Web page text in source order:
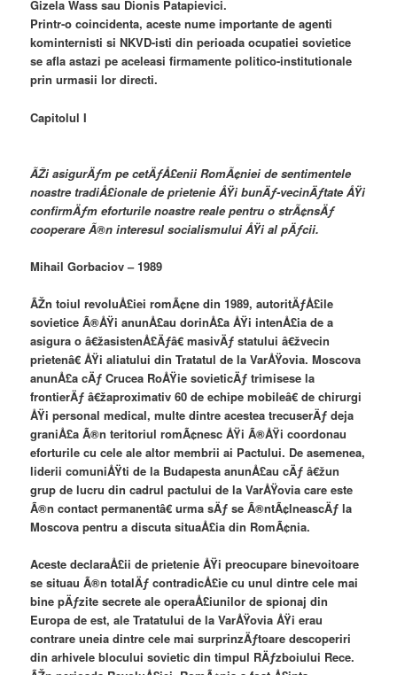
Gizela Wass sau Dionis Patapievici.
Printr-o coincidenta, aceste nume importante de agenti
kominternisti si NKVD-isti din perioada ocupatiei sovietice
se afla astazi pe aceleasi firmamente politico-institutionale
prin urmasii lor directi.
Capitolul I
ÃŽi asigurÄƒm pe cetÄƒÅ£enii RomÃ¢niei de sentimentele
noastre tradiÅ£ionale de prietenie ÅŸi bunÄƒ-vecinÄƒtate ÅŸi
confirmÄƒm eforturile noastre reale pentru o strÃ¢nsÄƒ
cooperare Ã®n interesul socialismului ÅŸi al pÄƒcii.
Mihail Gorbaciov – 1989
ÃŽn toiul revoluÅ£iei romÃ¢ne din 1989, autoritÄƒÅ£ile
sovietice Ã®ÅŸi anunÅ£au dorinÅ£a ÅŸi intenÅ£ia de a
asigura o â€žasistenÅ£Äƒâ€ masivÄƒ statului â€žvecin
prietenâ€ ÅŸi aliatului din Tratatul de la VarÅŸovia. Moscova
anunÅ£a cÄƒ Crucea RoÅŸie sovieticÄƒ trimisese la
frontierÄƒ â€žaproximativ 60 de echipe mobileâ€ de chirurgi
ÅŸi personal medical, multe dintre acestea trecuserÄƒ deja
graniÅ£a Ã®n teritoriul romÃ¢nesc ÅŸi Ã®ÅŸi coordonau
eforturile cu cele ale altor membrii ai Pactului. De asemenea,
liderii comuniÅŸti de la Budapesta anunÅ£au cÄƒ â€žun
grup de lucru din cadrul pactului de la VarÅŸovia care este
Ã®n contact permanentâ€ urma sÄƒ se Ã®ntÃ¢lneascÄƒ la
Moscova pentru a discuta situaÅ£ia din RomÃ¢nia.
Aceste declaraÅ£ii de prietenie ÅŸi preocupare binevoitoare
se situau Ã®n totalÄƒ contradicÅ£ie cu unul dintre cele mai
bine pÄƒzite secrete ale operaÅ£iunilor de spionaj din
Europa de est, ale Tratatului de la VarÅŸovia ÅŸi erau
contrare uneia dintre cele mai surprinzÄƒtoare descoperiri
din arhivele blocului sovietic din timpul RÄƒzboiului Rece.